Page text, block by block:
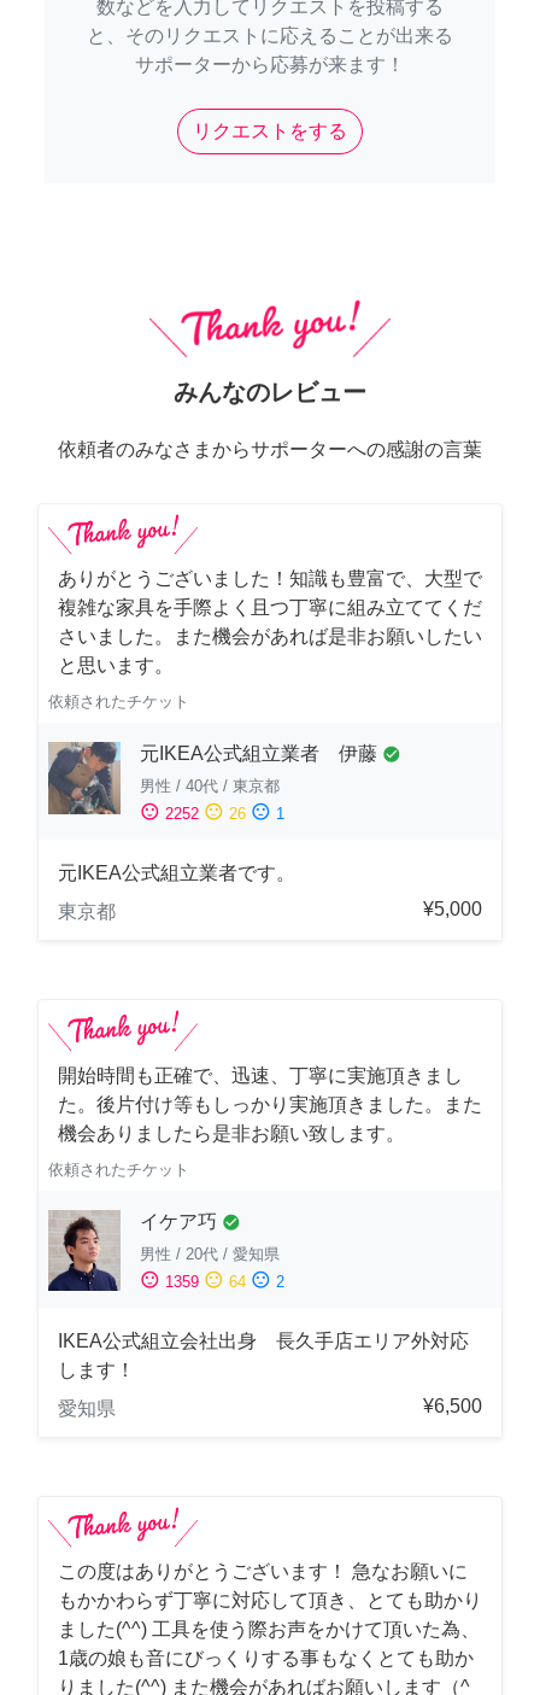
数などを入力してリクエストを投稿する
と、そのリクエストに応えることが出来る
サポーターから応募が来ます！
リクエストをする
みんなのレビュー
依頼者のみなさまからサポーターへの感謝の言葉
ありがとうございました！知識も豊富で、大型で
複雑な家具を手際よく且つ丁寧に組み立ててくだ
さいました。また機会があれば是非お願いしたい
と思います。
依頼されたチケット
元IKEA公式組立業者 伊藤 check_circle
男性 / 40代 / 東京都
sentiment_satisfied 2252 sentiment_neutral 26 sentiment_dissatisfied 1
元IKEA公式組立業者です。
東京都
¥5,000
開始時間も正確で、迅速、丁寧に実施頂きまし
た。後片付け等もしっかり実施頂きました。また
機会ありましたら是非お願い致します。
依頼されたチケット
イケア巧 check_circle
男性 / 20代 / 愛知県
sentiment_satisfied 1359 sentiment_neutral 64 sentiment_dissatisfied 2
IKEA公式組立会社出身 長久手店エリア外対応
します！
愛知県
¥6,500
この度はありがとうございます！ 急なお願いに
もかかわらず丁寧に対応して頂き、とても助かり
ました(^^) 工具を使う際お声をかけて頂いた為、
1歳の娘も音にびっくりする事もなくとても助か
りました(^^) また機会があればお願いします（^